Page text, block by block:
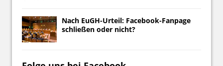
Nach EuGH-Urteil: Facebook-Fanpage
schließen oder nicht?